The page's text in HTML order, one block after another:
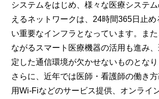
システムをはじめ、様々な医療システ
えるネットワークは、24時間365日止
い重要なインフラとなっています。ま
ながるスマート医療機器の活用も進み
定した通信環境が欠かせないものとなり
さらに、近年では医師・看護師の働き
用Wi-Fiなどのサービス提供、オンライ